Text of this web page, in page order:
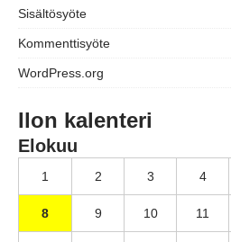
Sisältösyöte
Kommenttisyöte
WordPress.org
Ilon kalenteri
Elokuu
1 2 3 4
8 9 10 11